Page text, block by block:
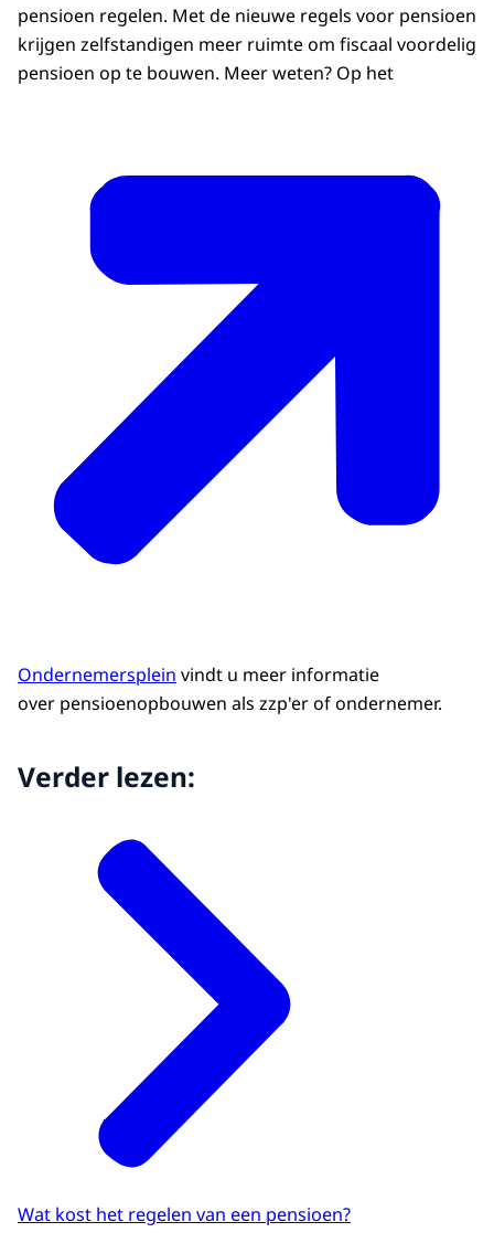
pensioen regelen. Met de nieuwe regels voor pensioen
krijgen zelfstandigen meer ruimte om fiscaal voordelig
pensioen op te bouwen. Meer weten? Op het
Ondernemersplein vindt u meer informatie
over pensioenopbouwen als zzp'er of ondernemer.
Verder lezen:
Wat kost het regelen van een pensioen?